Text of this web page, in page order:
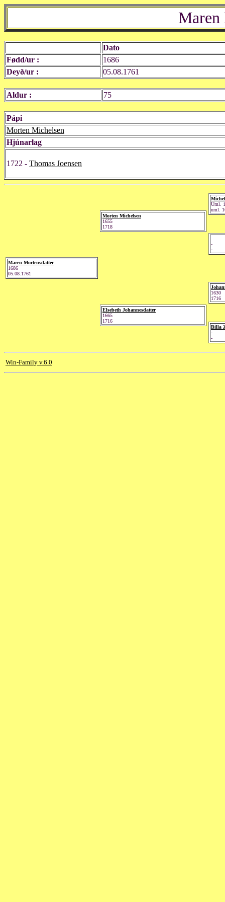
Maren
Dato
Fødd/ur :
1686
Deyð/ur :
05.08.1761
Aldur : 75
Pápi
Morten Michelsen
Hjúnarlag
1722 - Thomas Joensen
Maren Mortensdatter
1686
05.08.1761
Morten Michelsen
1655
1718
Elsebeth Johannesdatter
1665
1716
Uml.
uml.
-
-
1630
1716
Billa
-
-
Win-Family v.6.0